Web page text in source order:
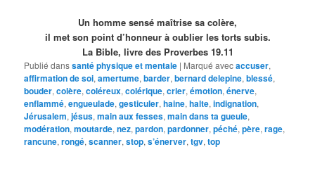
Un homme sensé maîtrise sa colère,
il met son point d’honneur à oublier les torts subis.
La Bible, livre des Proverbes 19.11
Publié danssanté physique et mentale | Marqué avecaccuser,
affirmation de soi,amertume,barder,bernard delepine,blessé,
bouder,colère,coléreux,colérique,crier,émotion,énerve,
enflammé,engueulade,gesticuler,haine,halte,indignation,
Jérusalem,jésus,main aux fesses,main dans ta gueule,
modération,moutarde,nez,pardon,pardonner,péché,père,rage,
rancune,rongé,scanner,stop,s’énerver,tgv,top